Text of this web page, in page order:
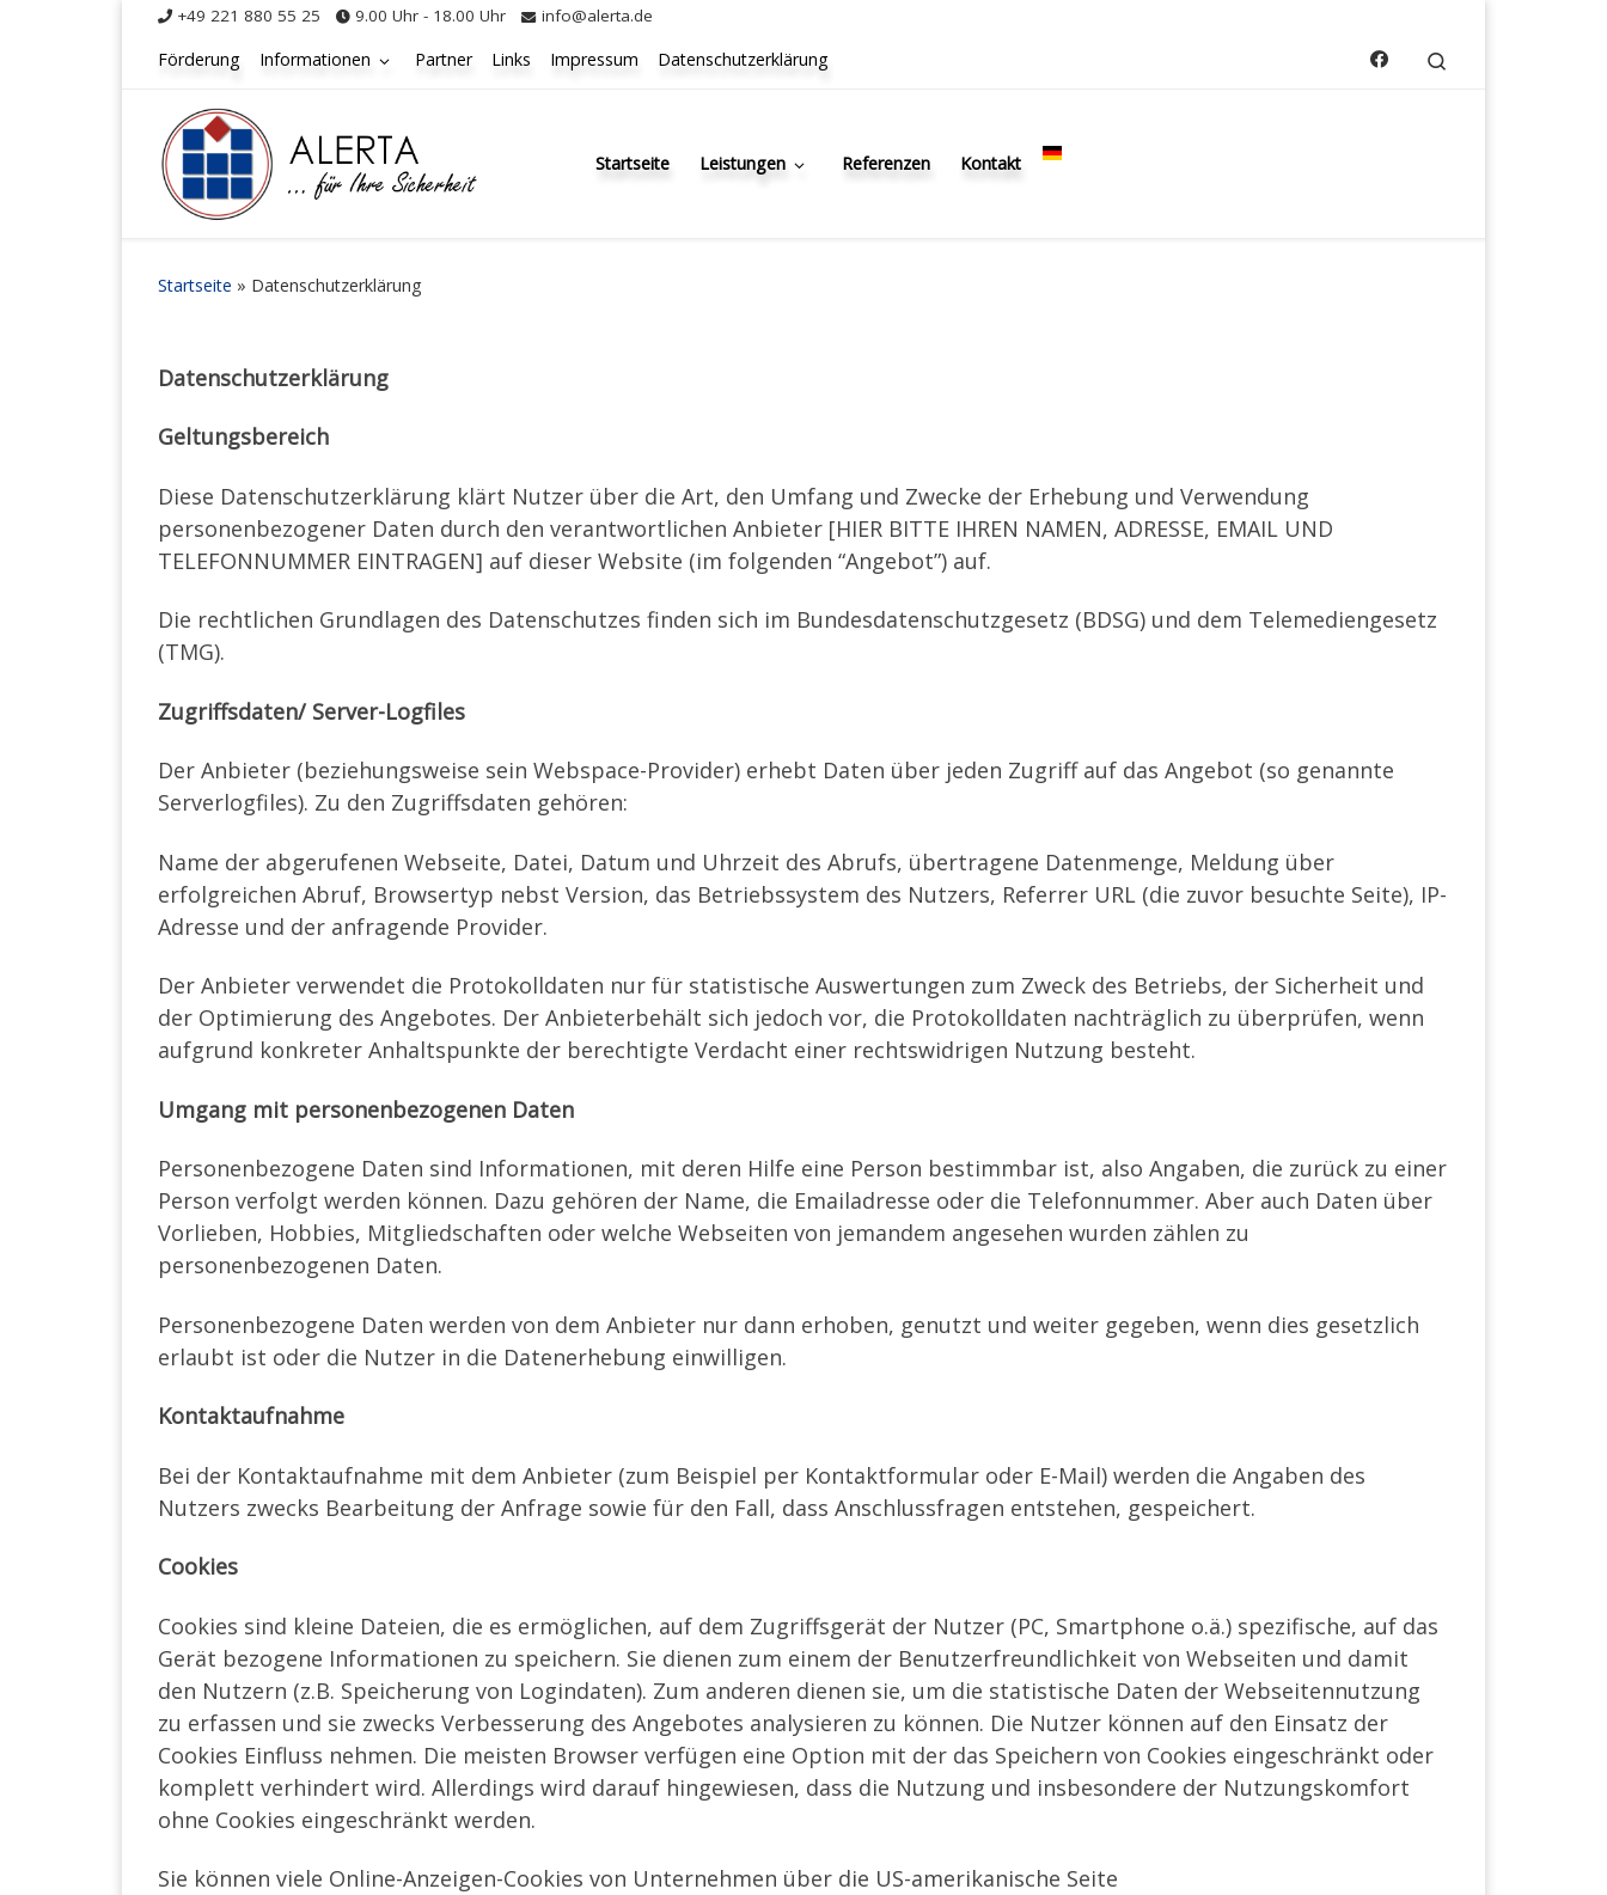
+49 221 880 55 25 9.00 Uhr - 18.00 Uhr info@alerta.de
Förderung Informationen Partner Links Impressum Datenschutzerklärung
Startseite Leistungen Referenzen Kontakt
Startseite » Datenschutzerklärung
Datenschutzerklärung
Geltungsbereich
Diese Datenschutzerklärung klärt Nutzer über die Art, den Umfang und Zwecke der Erhebung und Verwendung
personenbezogener Daten durch den verantwortlichen Anbieter [HIER BITTE IHREN NAMEN, ADRESSE, EMAIL UND
TELEFONNUMMER EINTRAGEN] auf dieser Website (im folgenden “Angebot”) auf.
Die rechtlichen Grundlagen des Datenschutzes finden sich im Bundesdatenschutzgesetz (BDSG) und dem Telemediengesetz
(TMG).
Zugriffsdaten/ Server-Logfiles
Der Anbieter (beziehungsweise sein Webspace-Provider) erhebt Daten über jeden Zugriff auf das Angebot (so genannte
Serverlogfiles). Zu den Zugriffsdaten gehören:
Name der abgerufenen Webseite, Datei, Datum und Uhrzeit des Abrufs, übertragene Datenmenge, Meldung über
erfolgreichen Abruf, Browsertyp nebst Version, das Betriebssystem des Nutzers, Referrer URL (die zuvor besuchte Seite), IP-
Adresse und der anfragende Provider.
Der Anbieter verwendet die Protokolldaten nur für statistische Auswertungen zum Zweck des Betriebs, der Sicherheit und
der Optimierung des Angebotes. Der Anbieterbehält sich jedoch vor, die Protokolldaten nachträglich zu überprüfen, wenn
aufgrund konkreter Anhaltspunkte der berechtigte Verdacht einer rechtswidrigen Nutzung besteht.
Umgang mit personenbezogenen Daten
Personenbezogene Daten sind Informationen, mit deren Hilfe eine Person bestimmbar ist, also Angaben, die zurück zu einer
Person verfolgt werden können. Dazu gehören der Name, die Emailadresse oder die Telefonnummer. Aber auch Daten über
Vorlieben, Hobbies, Mitgliedschaften oder welche Webseiten von jemandem angesehen wurden zählen zu
personenbezogenen Daten.
Personenbezogene Daten werden von dem Anbieter nur dann erhoben, genutzt und weiter gegeben, wenn dies gesetzlich
erlaubt ist oder die Nutzer in die Datenerhebung einwilligen.
Kontaktaufnahme
Bei der Kontaktaufnahme mit dem Anbieter (zum Beispiel per Kontaktformular oder E-Mail) werden die Angaben des
Nutzers zwecks Bearbeitung der Anfrage sowie für den Fall, dass Anschlussfragen entstehen, gespeichert.
Cookies
Cookies sind kleine Dateien, die es ermöglichen, auf dem Zugriffsgerät der Nutzer (PC, Smartphone o.ä.) spezifische, auf das
Gerät bezogene Informationen zu speichern. Sie dienen zum einem der Benutzerfreundlichkeit von Webseiten und damit
den Nutzern (z.B. Speicherung von Logindaten). Zum anderen dienen sie, um die statistische Daten der Webseitennutzung
zu erfassen und sie zwecks Verbesserung des Angebotes analysieren zu können. Die Nutzer können auf den Einsatz der
Cookies Einfluss nehmen. Die meisten Browser verfügen eine Option mit der das Speichern von Cookies eingeschränkt oder
komplett verhindert wird. Allerdings wird darauf hingewiesen, dass die Nutzung und insbesondere der Nutzungskomfort
ohne Cookies eingeschränkt werden.
Sie können viele Online-Anzeigen-Cookies von Unternehmen über die US-amerikanische Seite